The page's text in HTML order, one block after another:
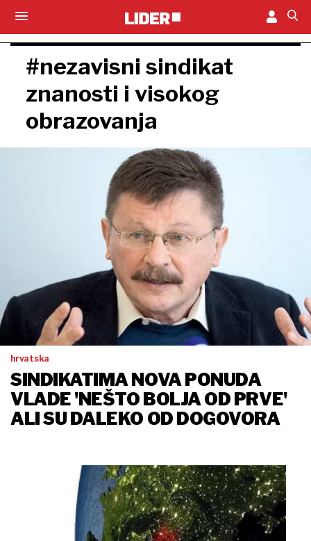
#nezavisni sindikat
znanosti i visokog
obrazovanja
hrvatska
SINDIKATIMA NOVA PONUDA
VLADE 'NEŠTO BOLJA OD PRVE'
ALI SU DALEKO OD DOGOVORA